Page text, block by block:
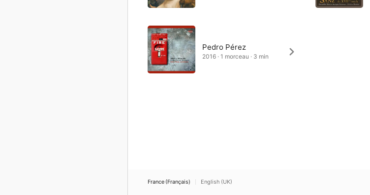
Pedro Pérez
2016 · 1 morceau · 3 min
France (Français) English (UK)